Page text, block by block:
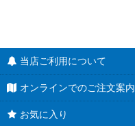
当店ご利用について
オンラインでのご注文案内
お気に入り